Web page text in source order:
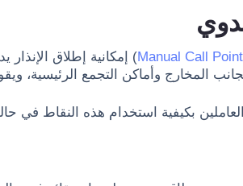
Manual Call) إمكانية إطلاق
المخارج وأماكن التجمع الرئيسية،
بكيفية استخدام هذه النقاط في